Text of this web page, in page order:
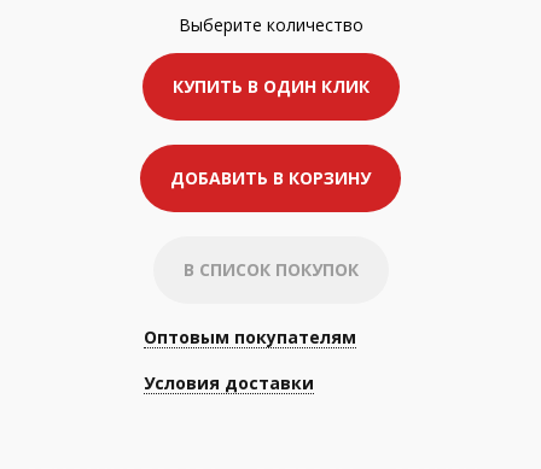
Выберите количество
КУПИТЬ В ОДИН КЛИК
ДОБАВИТЬ В КОРЗИНУ
В СПИСОК ПОКУПОК
Оптовым покупателям
Условия доставки